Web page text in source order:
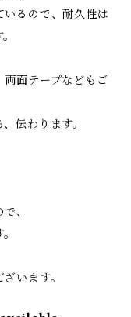
るので、耐久性は
面テープなどもご
伝わります。
、
います。